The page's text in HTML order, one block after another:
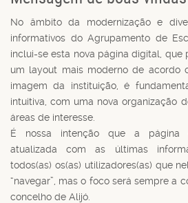
No âmbito da modernização e
informativos do Agrupamento de
inclui-se esta nova página digital, que
um layout mais moderno de acordo
imagem da instituição, é
intuitiva, com uma nova organização
áreas de interesse.
É nossa intenção que a página
atualizada com as últimas
todos(as) os(as) utilizadores(as) que
“navegar”, mas o foco será sempre a
concelho de Alijó.